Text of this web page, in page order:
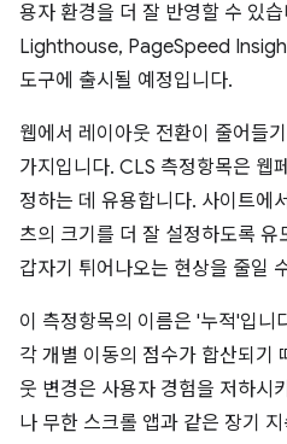
용자 환경을 더 잘 반영할 수 있
Lighthouse, PageSpeed
도구에 출시될 예정입니다.
웹에서 레이아웃 전환이 줄어들
가지입니다. CLS 측정항목은 웹
정하는 데 유용합니다. 사이트에
츠의 크기를 더 잘 설정하도록
갑자기 튀어나오는 현상을 줄일
이 측정항목의 이름은 '누적'입니
각 개별 이동의 점수가 합산되기
웃 변경은 사용자 경험을 저하시
나 무한 스크롤 앱과 같은 장기